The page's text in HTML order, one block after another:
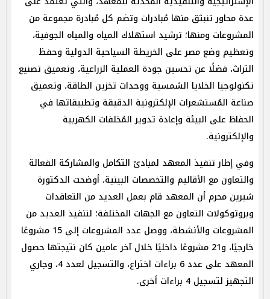
عدة محاور تنبثق منها مُبادرات وتضم كل مُبادرة مجموعة من
المشروعات ومنها؛ ترشيد استهلاك المياه والمياه الجوفية،
وتعظيم وضع مصر على الخريطة السياحية الدولية وحفظ
التراث، فضلًا عن تحسين جودة العملية الزراعية، وتعميق تصنيع
تكنولوجيا الخلايا الشمسية ووحدات تخزين الطاقة، وتعميق
صناعة المُستشعرات الإلكترونية الدقيقة وتطبيقاتها في
الحفاظ على البيئة وإعادة تدوير المُخلفات الكهربية
والإلكترونية.
وفي إطار تنفيذ المعهد لمبادئ التكامل والمشاركة الفعالة
والتعاون مع الأقاليم والتخصصات البينية، أوضحت الدكتورة
شيرين محرم أن المعهد قام بعمل العديد من التعاقدات
وبروتوكولات التعاون مع الجهات المختلفة؛ لتنفيذ العديد من
المشروعات والأنشطة، ووصل عدد المشروعات إلى 15 مشروعًا
خارجيًا، و21 مشروعًا داخليًا خلال آخر عامين كان نتيجتها حصول
المعهد على عدد 6 براءات اختراع، والتسجيل لعدد 4، وجاري
التجهيز لتسجيل 4 براءات أخرى.